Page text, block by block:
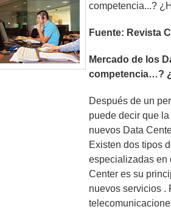
competencia...?
Fuente: Revista
Mercado de los
competencia…?
Después de un
puede decir que
nuevos Data
Existen dos tipos
especializadas en
Center es su
nuevos servicios .